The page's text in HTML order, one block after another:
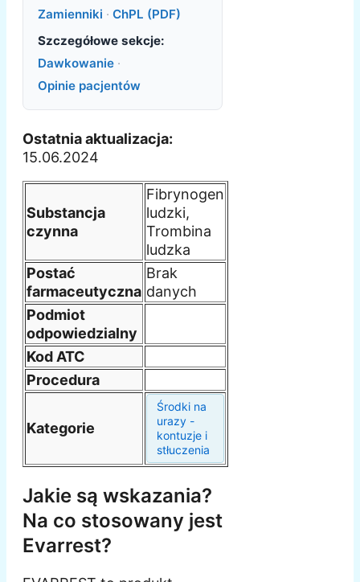
Zamienniki · ChPL (PDF)
Szczegółowe sekcje:
Dawkowanie ·
Opinie pacjentów
Ostatnia aktualizacja:
15.06.2024
Substancja
czynna
Fibrynogen
ludzki,
Trombina
ludzka
Postać
farmaceutyczna
Brak
danych
Podmiot
odpowiedzialny
Kod ATC
Procedura
Kategorie
Środki na
urazy -
kontuzje i
stłuczenia
Jakie są wskazania?
Na co stosowany jest
Evarrest?